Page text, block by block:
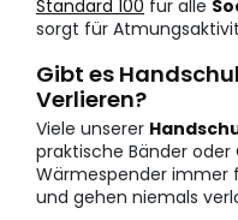
Standard 100 für alle
sorgt für
Gibt es
Verlieren?
Viele unserer
praktische Bänder oder
Wärmespender immer
und gehen niemals